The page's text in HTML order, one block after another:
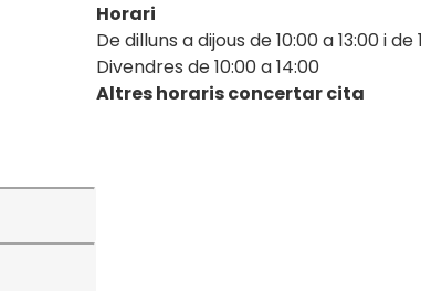
Horari
De dilluns a dijous de 10:00 a 13:00 i de
Divendres de 10:00 a 14:00
Altres horaris concertar cita